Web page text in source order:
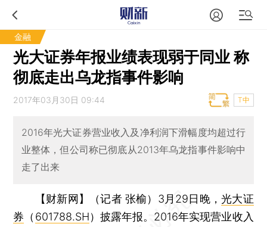
金融
光大证券年报业绩表现弱于同业 称
彻底走出乌龙指事件影响
2017年03月30日 09:44 T中
2016年光大证券营业收入及净利润下滑幅度均超过行
业整体，但公司称已彻底从2013年乌龙指事件影响中
走了出来
【财新网】（记者 张榆） 3月29日晚，光大证
券 （ 601788.SH）披露年报。2016年实现营业收入